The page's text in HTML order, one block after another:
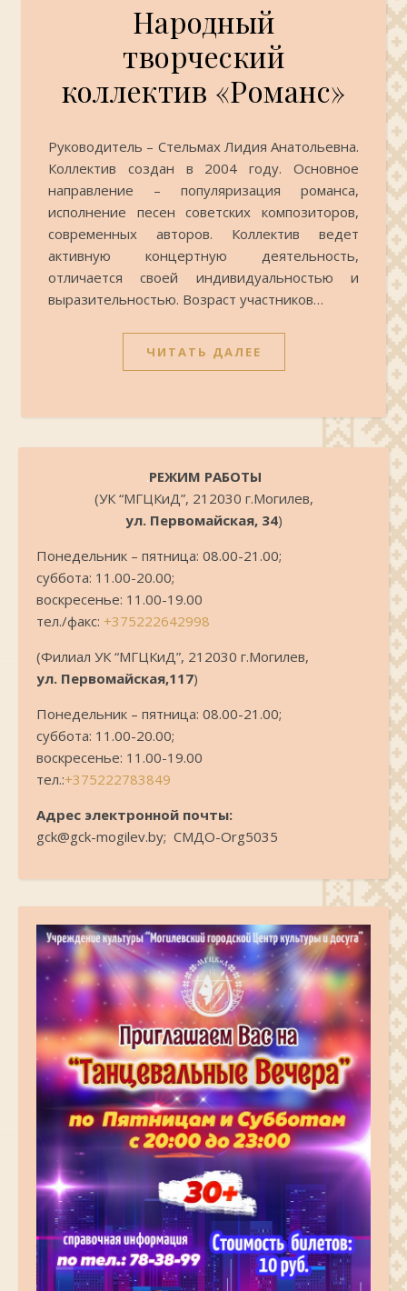
Народный
творческий
коллектив «Романс»
Руководитель – Стельмах Лидия Анатольевна.
Коллектив создан в 2004 году. Основное
направление – популяризация романса,
исполнение песен советских композиторов,
современных авторов. Коллектив ведет
активную концертную деятельность,
отличается своей индивидуальностью и
выразительностью. Возраст участников…
ЧИТАТЬ ДАЛЕЕ
.РЕЖИМ РАБОТЫ
(УК “МГЦКиД”, 212030 г.Могилев,
ул. Первомайская, 34)
Понедельник – пятница: 08.00-21.00;
суббота: 11.00-20.00;
воскресенье: 11.00-19.00
тел./факс: +375222642998
(Филиал УК “МГЦКиД”, 212030 г.Могилев,
ул. Первомайская,117)
Понедельник – пятница: 08.00-21.00;
суббота: 11.00-20.00;
воскресенье: 11.00-19.00
тел.:+375222783849
Адрес электронной почты:
gck@gck-mogilev.by; СМДО-Org5035